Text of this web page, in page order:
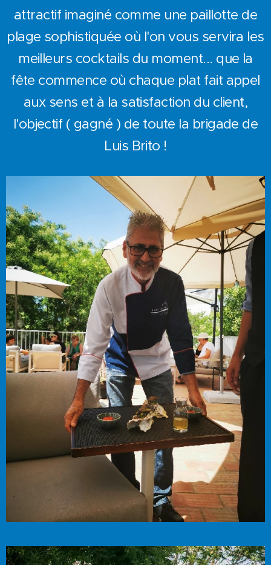
attractif imaginé comme une paillotte de
plage sophistiquée où l'on vous servira les
meilleurs cocktails du moment... que la
fête commence où chaque plat fait appel
aux sens et à la satisfaction du client,
l'objectif ( gagné ) de toute la brigade de
Luis Brito !